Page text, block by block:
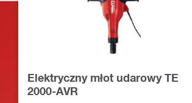
Elektryczny młot udarowy TE
2000-AVR